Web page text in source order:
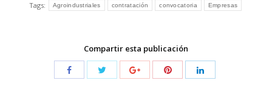
Tags: Agroindustriales contratación convocatoria Empresas
Compartir esta publicación